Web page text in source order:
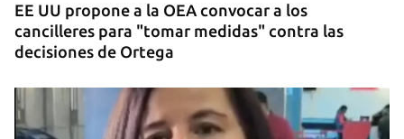
EE UU propone a la OEA convocar a los
cancilleres para "tomar medidas" contra las
decisiones de Ortega